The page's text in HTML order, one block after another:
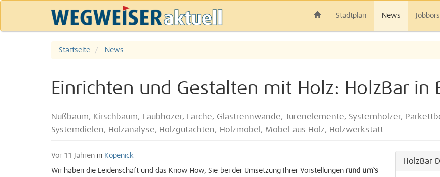
Stadtplan News
Startseite News
Einrichten und Gestalten mit Holz: HolzBar in
Nußbaum, Kirschbaum, Laubhözer, Lärche, Glastrennwände, Türenelemente, Systemhölzer,
Systemdielen, Holzanalyse, Holzgutachten, Holzmöbel, Möbel aus Holz, Holzwerkstatt
Vor 11 Jahren in Köpenick
Wir haben die Leidenschaft und das Know How, Sie bei der Umsetzung Ihrer Vorstellungen rund um`s
HolzBar